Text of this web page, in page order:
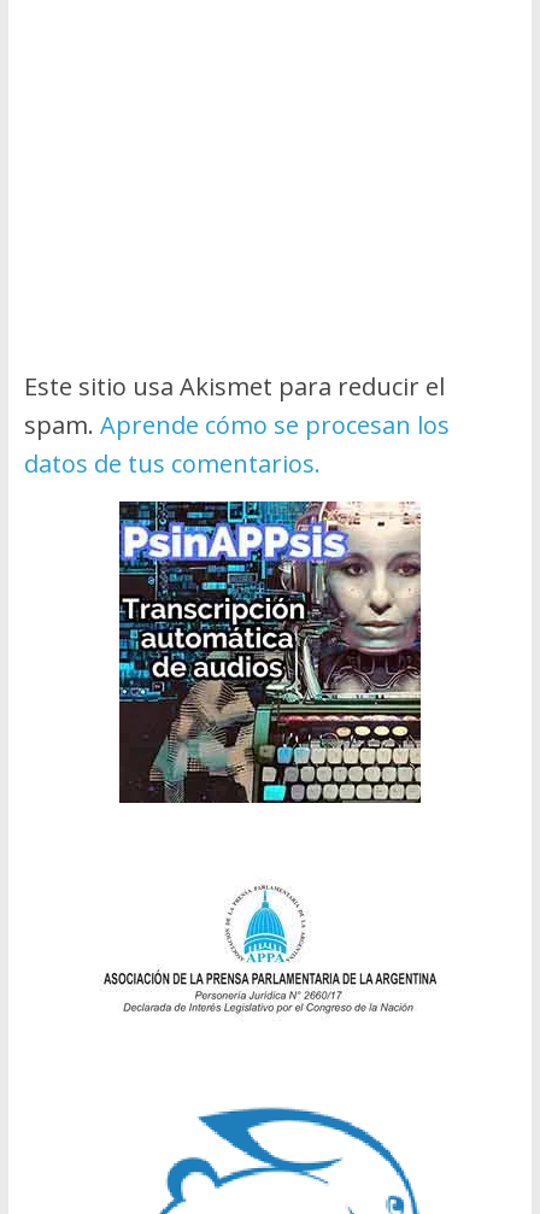
Este sitio usa Akismet para reducir el
spam. Aprende cómo se procesan los
datos de tus comentarios.